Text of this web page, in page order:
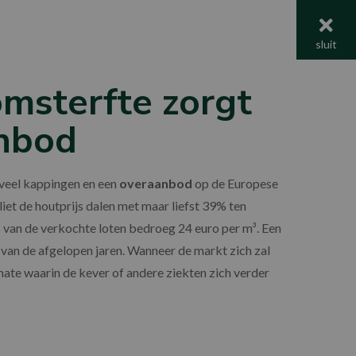
menu
sluit
zorgt
kappingen en een overaanbod op de Europese
de houtprijs dalen met maar liefst 39% ten
de verkochte loten bedroeg 24 euro per m³. Een
de afgelopen jaren. Wanneer de markt zich zal
waarin de kever of andere ziekten zich verder